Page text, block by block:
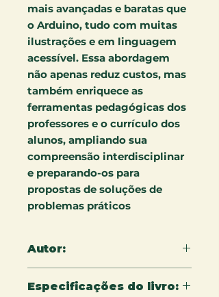
mais avançadas e baratas que
o Arduino, tudo com muitas
ilustrações e em linguagem
acessível. Essa abordagem
não apenas reduz custos, mas
também enriquece as
ferramentas pedagógicas dos
professores e o currículo dos
alunos, ampliando sua
compreensão interdisciplinar
e preparando-os para
propostas de soluções de
problemas práticos
Autor:
Especificações do livro: